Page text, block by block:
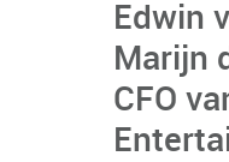
Edwin
Marijn
CFO